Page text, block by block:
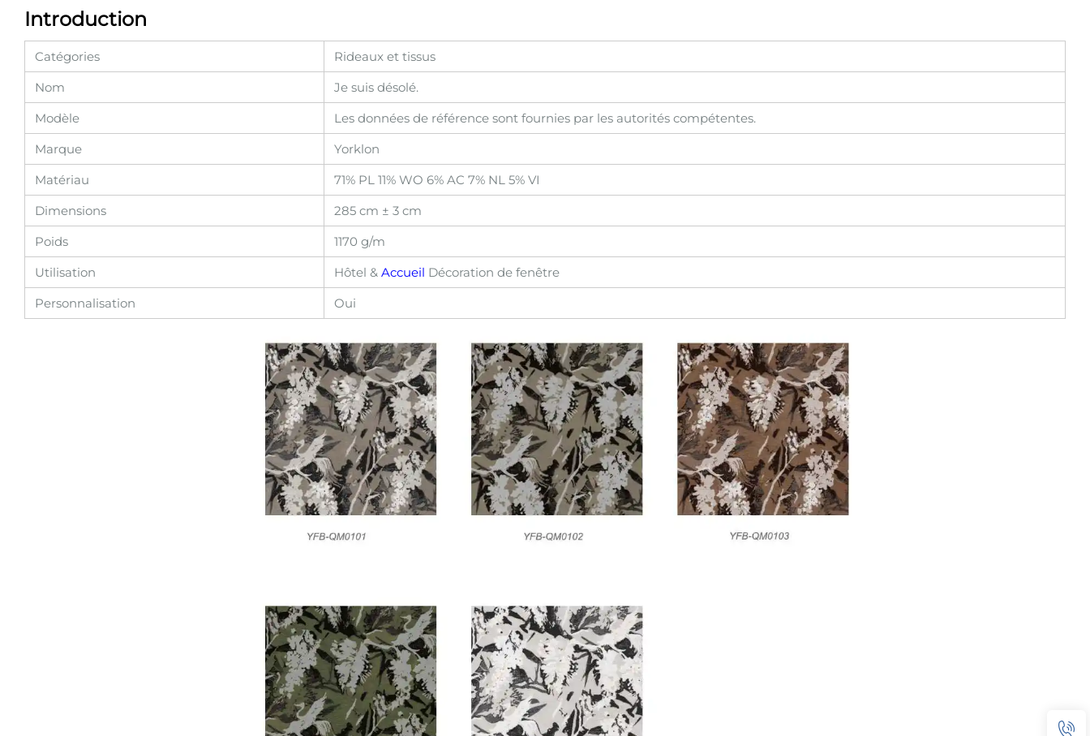
Introduction
Catégories
Rideaux et tissus
Nom
Je suis désolé.
Modèle
Les données de référence sont fournies par les autorités compétentes.
Marque
Yorklon
Matériau
71% PL 11% WO 6% AC 7% NL 5% VI
Dimensions
285 cm ± 3 cm
Poids
1170 g/m
Utilisation
Hôtel & Accueil Décoration de fenêtre
Personnalisation
Oui